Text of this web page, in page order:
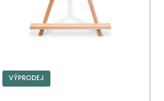
VÝPRODEJ